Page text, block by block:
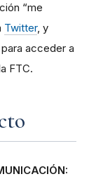
“me
Twitter, y
para acceder a
FTC.